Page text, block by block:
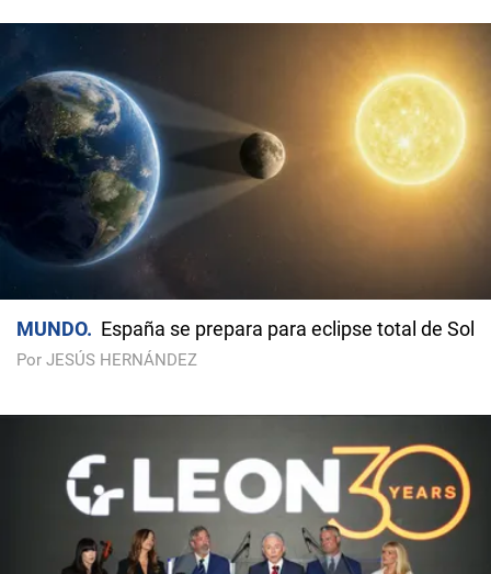
MUNDO España se prepara para eclipse total de Sol
Por JESÚS HERNÁNDEZ